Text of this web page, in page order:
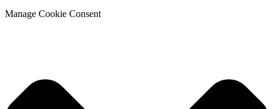
Manage Cookie Consent